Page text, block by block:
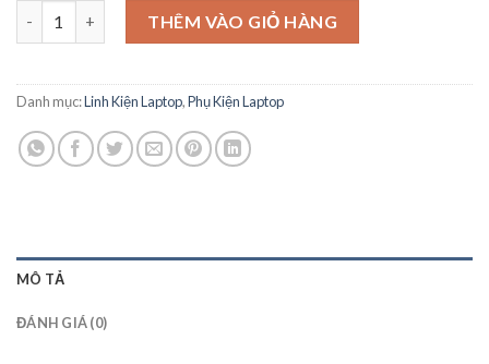
RAM Laptop DDR4 Hynix 8GB Bus 3200 SODIMM
THÊM VÀO GIỎ HÀNG
Danh mục:Linh Kiện Laptop,Phụ Kiện Laptop
MÔ TẢ
ĐÁNH GIÁ (0)